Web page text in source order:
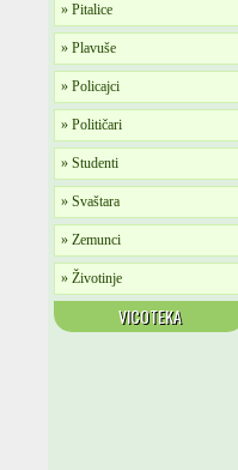
» Pitalice
» Plavuše
» Policajci
» Političari
» Studenti
» Svaštara
» Zemunci
» Životinje
VICOTEKA